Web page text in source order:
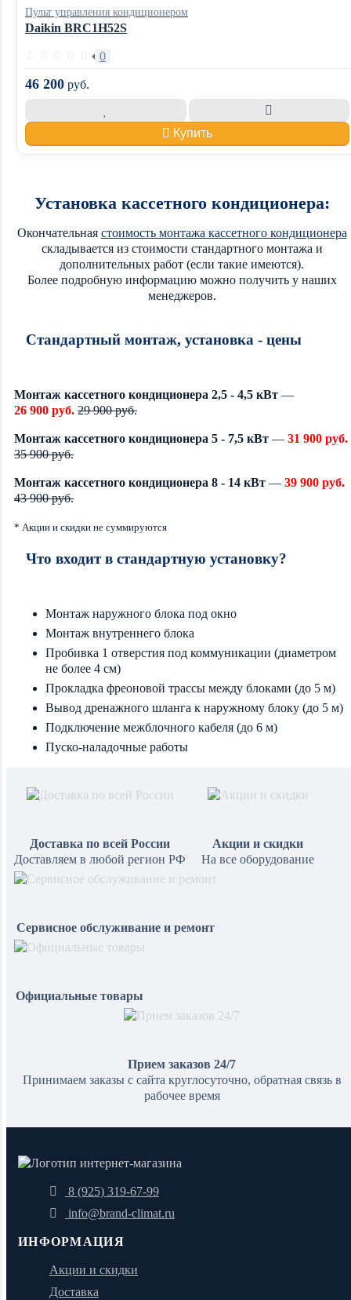
Пульт управления кондиционером
Daikin BRC1H52S
0
46 200 руб.
Купить
Установка кассетного кондиционера:
Окончательная стоимость монтажа кассетного кондиционера
складывается из стоимости стандартного монтажа и
дополнительных работ (если такие имеются).
Более подробную информацию можно получить у наших
менеджеров.
Стандартный монтаж, установка - цены
Монтаж кассетного кондиционера 2,5 - 4,5 кВт —
26 900 руб. 29 900 руб.
Монтаж кассетного кондиционера 5 - 7,5 кВт — 31 900 руб.
35 900 руб.
Монтаж кассетного кондиционера 8 - 14 кВт — 39 900 руб.
43 900 руб.
* Акции и скидки не суммируются
Что входит в стандартную установку?
Монтаж наружного блока под окно
Монтаж внутреннего блока
Пробивка 1 отверстия под коммуникации (диаметром
не более 4 см)
Прокладка фреоновой трассы между блоками (до 5 м)
Вывод дренажного шланга к наружному блоку (до 5 м)
Подключение межблочного кабеля (до 6 м)
Пуско-наладочные работы
Доставка по всей России
Доставляем в любой регион РФ
Акции и скидки
На все оборудование
Сервисное обслуживание и ремонт
Официальные товары
Прием заказов 24/7
Принимаем заказы с сайта круглосуточно, обратная связь в
рабочее время
8 (925) 319-67-99
info@brand-climat.ru
ИНФОРМАЦИЯ
Акции и скидки
Доставка